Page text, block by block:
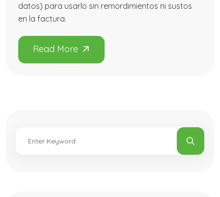
datos) para usarlo sin remordimientos ni sustos
en la factura.